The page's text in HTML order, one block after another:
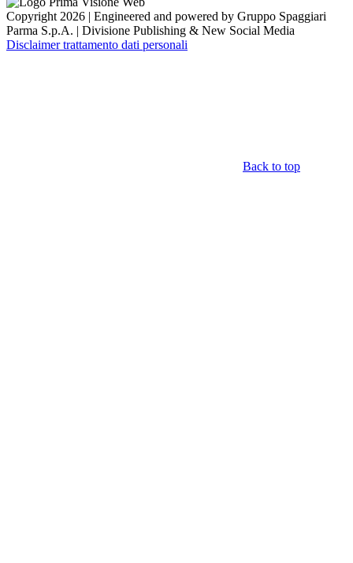
Copyright 2026 | Engineered and powered by Gruppo Spaggiari
Parma S.p.A. | Divisione Publishing & New Social Media
Disclaimer trattamento dati personali
Back to top